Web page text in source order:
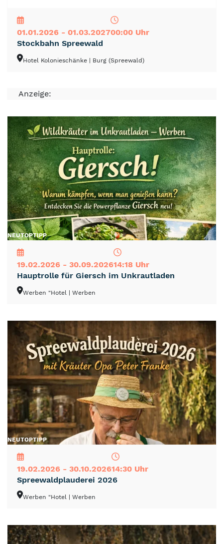
01.01.2026 - 01.03.202700:00 Uhr
Stockbahn Spreewald
Hotel Kolonieschänke | Burg (Spreewald)
NEUTOPTIPP
19.02.2026 - 30.09.202614:18 Uhr
Hauptrolle für Giersch im Unkrautladen
Werben "Hotel | Werben
NEUTOPTIPP
19.02.2026 - 30.10.202614:30 Uhr
Spreewaldplauderei 2026
Werben "Hotel | Werben
Anzeige: